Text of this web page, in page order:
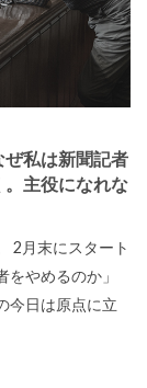
私は新聞記者
主役になれな
2月末にスタート
やめるのか」
今日は原点に立